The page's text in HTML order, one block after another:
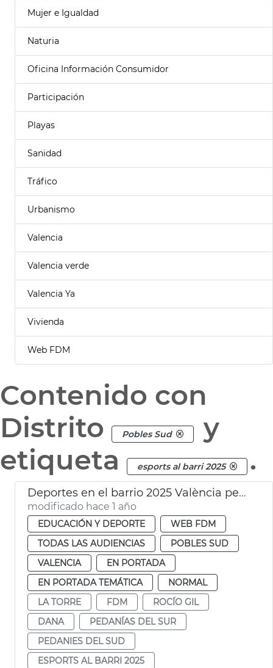
Mujer e Igualdad
Naturia
Oficina Información Consumidor
Participación
Playas
Sanidad
Tráfico
Urbanismo
Valencia
Valencia verde
Valencia Ya
Vivienda
Web FDM
Contenido con
Distrito
Pobles Sud
y
etiqueta
esports al barri 2025 .
Deportes en el barrio 2025 València pedanías dana
modificado hace 1 año
EDUCACIÓN Y DEPORTE
WEB FDM
TODAS LAS AUDIENCIAS
POBLES SUD
VALENCIA
EN PORTADA
EN PORTADA TEMÁTICA
NORMAL
LA TORRE
FDM
ROCÍO GIL
DANA
PEDANÍAS DEL SUR
PEDANIES DEL SUD
ESPORTS AL BARRI 2025